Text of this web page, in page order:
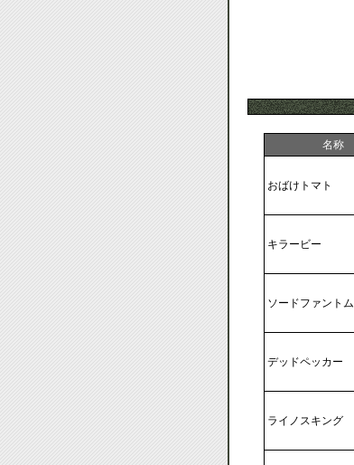
名称
おばけトマト
キラービー
ソードファントム
デッドペッカー
ライノスキング